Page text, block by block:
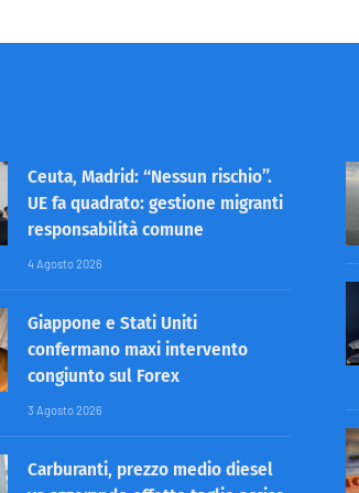
Ceuta, Madrid: “Nessun rischio”.
UE fa quadrato: gestione migranti
responsabilità comune
4 Agosto 2026
Giappone e Stati Uniti
confermano maxi intervento
congiunto sul Forex
3 Agosto 2026
Carburanti, prezzo medio diesel